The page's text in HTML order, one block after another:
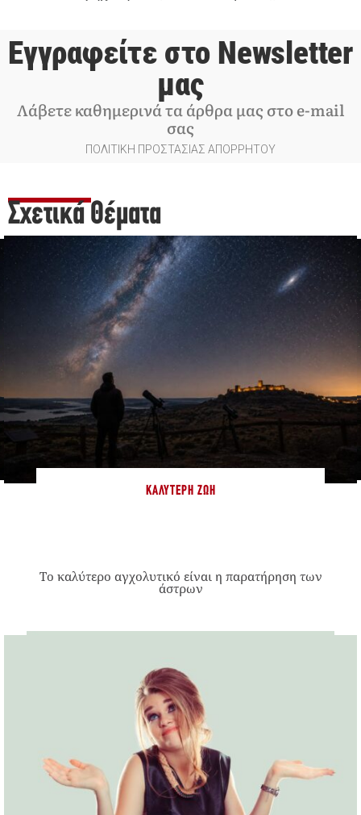
Εγγραφείτε στο Newsletter
μας
Λάβετε καθημερινά τα άρθρα μας στο e-mail
σας
ΠΟΛΙΤΙΚΗ ΠΡΟΣΤΑΣΙΑΣ ΑΠΟΡΡΗΤΟΥ
Σχετικά Θέματα
ΚΑΛΎΤΕΡΗ ΖΩΉ
Το καλύτερο αγχολυτικό είναι η παρατήρηση των
άστρων